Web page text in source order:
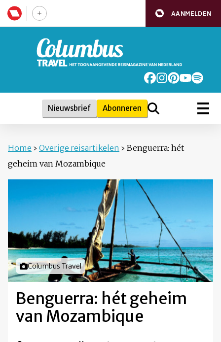
AANMELDEN
Nieuwsbrief Abonneren
Home › Overige reisartikelen › Benguerra: hét
geheim van Mozambique
Foto door
Columbus Travel
Benguerra: hét geheim
van Mozambique